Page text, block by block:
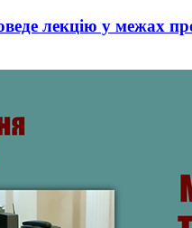
лекцію у межах